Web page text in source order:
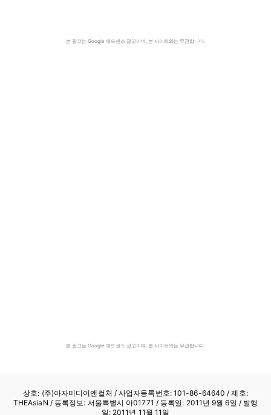
본 광고는 Google 애드센스 광고이며, 본 사이트와는 무관합니다.
본 광고는 Google 애드센스 광고이며, 본 사이트와는 무관합니다.
상호: (주)아자미디어앤컬처 /사업자등록번호: 101-86-64640 / 제호:
THEAsiaN / 등록정보: 서울특별시 아01771 / 등록일: 2011년 9월 6일 / 발행
일: 2011년 11월 11일